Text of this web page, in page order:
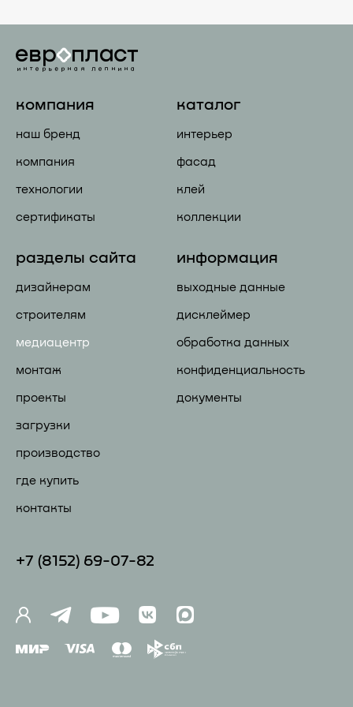
компания
наш бренд
компания
технологии
сертификаты
каталог
интерьер
фасад
клей
коллекции
разделы сайта
дизайнерам
строителям
медиацентр
монтаж
проекты
загрузки
производство
где купить
контакты
информация
выходные данные
дисклеймер
обработка данных
конфиденциальность
документы
+7 (8152) 69-07-82